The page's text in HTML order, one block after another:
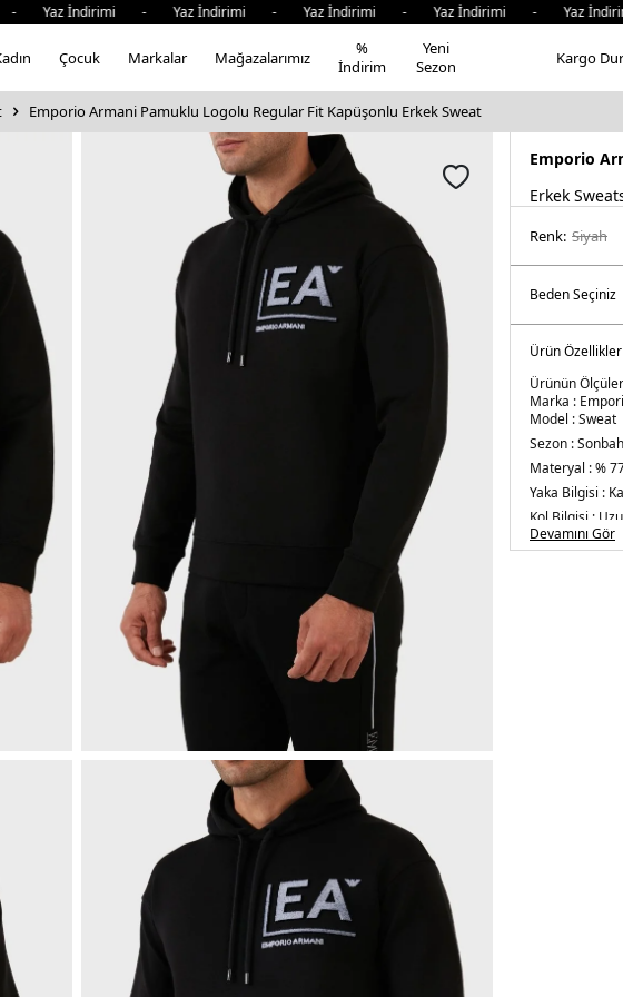
İndirimi - Yaz İndirimi - Yaz İndirimi - Yaz İndirimi - Yaz
Çocuk Markalar Mağazalarımız
%
İndirim
Yeni
Sezon
Kargo
Emporio Armani Pamuklu Logolu Regular Fit Kapüşonlu Erkek Sweat
Emporio
Erkek
Renk: si̇yah
Ürün Özellikleri
Ürünün
Marka :
Model :Sweat
Sezon :
Materyal :%
Yaka Bilgisi :
Kol Bilgisi :
Kalıp Bilgisi :
Devamını Gör